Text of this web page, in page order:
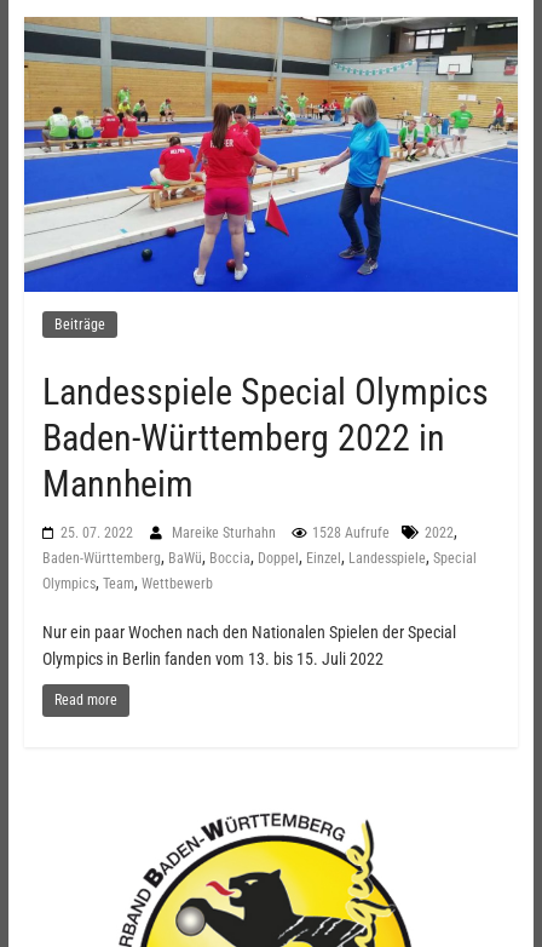
Beiträge
Landesspiele Special Olympics
Baden-Württemberg 2022 in
Mannheim
25. 07. 2022 Mareike Sturhahn 1528 Aufrufe 2022,
Baden-Württemberg, BaWü, Boccia, Doppel , Einzel , Landesspiele, Special
Olympics, Team, Wettbewerb
Nur ein paar Wochen nach den Nationalen Spielen der Special
Olympics in Berlin fanden vom 13. bis 15. Juli 2022
Read more